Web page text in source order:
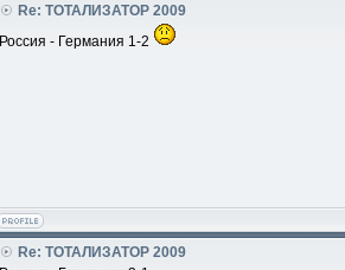
Re: ТОТАЛИЗАТОР 2009
Россия - Германия 1-2
Re: ТОТАЛИЗАТОР 2009